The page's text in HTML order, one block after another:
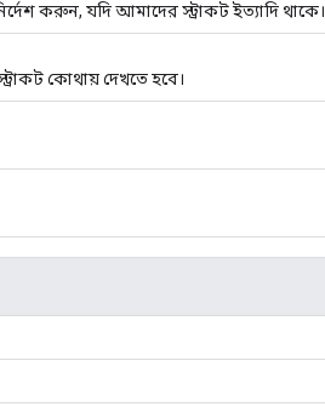
করুন, যদি আমাদের স্ট্রাকট ইত্যাদি থাকে।
কোথায় দেখতে হবে।